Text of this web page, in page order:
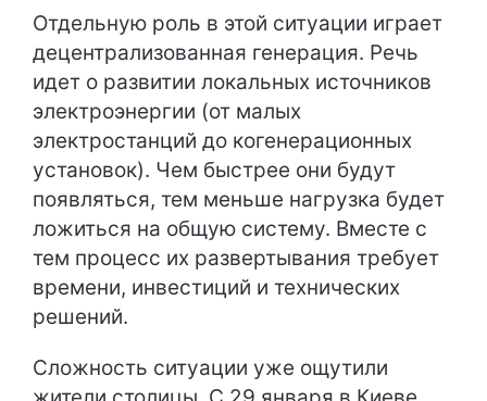
Отдельную роль в этой ситуации играет
децентрализованная генерация. Речь
идет о развитии локальных источников
электроэнергии (от малых
электростанций до когенерационных
установок). Чем быстрее они будут
появляться, тем меньше нагрузка будет
ложиться на общую систему. Вместе с
тем процесс их развертывания требует
времени, инвестиций и технических
решений.
Сложность ситуации уже ощутили